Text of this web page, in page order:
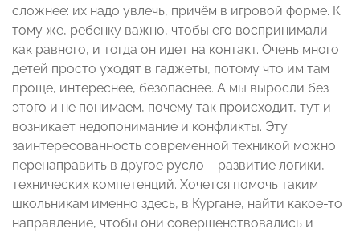
сложнее: их надо увлечь, причём в игровой форме. К
тому же, ребенку важно, чтобы его воспринимали
как равного, и тогда он идет на контакт. Очень много
детей просто уходят в гаджеты, потому что им там
проще, интереснее, безопаснее. А мы выросли без
этого и не понимаем, почему так происходит, тут и
возникает недопонимание и конфликты. Эту
заинтересованность современной техникой можно
перенаправить в другое русло – развитие логики,
технических компетенций. Хочется помочь таким
школьникам именно здесь, в Кургане, найти какое-то
направление, чтобы они совершенствовались и